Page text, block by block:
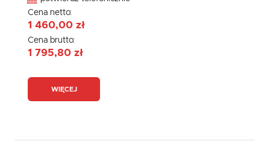
Cena netto:
1 460,00 zł
Cena brutto:
1 795,80 zł
WIĘCEJ